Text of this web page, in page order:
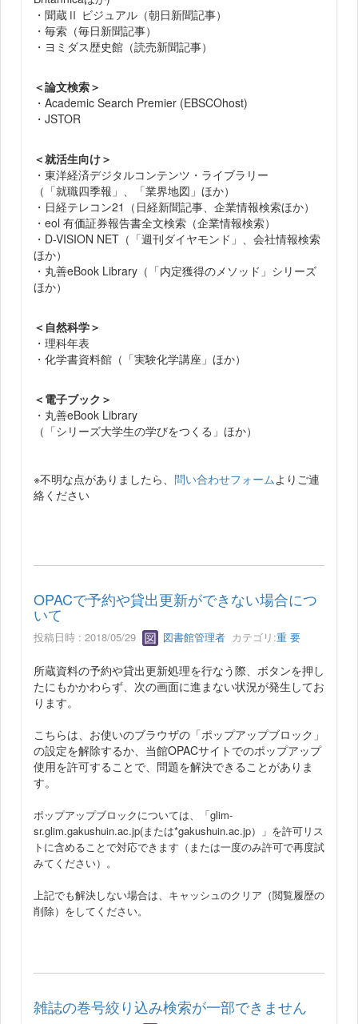
・聞蔵Ⅱ ビジュアル（朝日新聞記事）
・毎索（毎日新聞記事）
・ヨミダス歴史館（読売新聞記事）
＜論文検索＞
・Academic Search Premier (EBSCOhost)
・JSTOR
＜就活生向け＞
・東洋経済デジタルコンテンツ・ライブラリー
（「就職四季報」、「業界地図」ほか）
・日経テレコン21（日経新聞記事、企業情報検索ほか）
・eol 有価証券報告書全文検索（企業情報検索）
・D-VISION NET（「週刊ダイヤモンド」、会社情報検索
ほか）
・丸善eBook Library（「内定獲得のメソッド」シリーズ
ほか）
＜自然科学＞
・理科年表
・化学書資料館（「実験化学講座」ほか）
＜電子ブック＞
・丸善eBook Library
（「シリーズ大学生の学びをつくる」ほか）
※不明な点がありましたら、 問い合わせフォーム よりご連
絡ください
OPACで予約や貸出更新ができない場合につ
いて
投稿日時 : 2018/05/29 図書館管理者 カテゴリ:重 要
所蔵資料の予約や貸出更新処理を行なう際、ボタンを押し
たにもかかわらず、次の画面に進まない状況が発生してお
ります。
こちらは、お使いのブラウザの「ポップアップブロック」
の設定を解除するか、当館OPACサイトでのポップアップ
使用を許可することで、問題を解決できることがありま
す。
ポップアップブロックについては、「glim-
sr.glim.gakushuin.ac.jp(または*gakushuin.ac.jp）」を許可リス
トに含めることで対応できます（または一度のみ許可で再度試
みてください）。
上記でも解決しない場合は、キャッシュのクリア（閲覧履歴の
削除）をしてください。
雑誌の巻号絞り込み検索が一部できません